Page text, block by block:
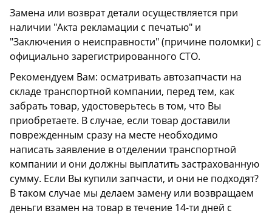
Замена или возврат детали осуществляется при
наличии "Акта рекламации с печатью" и
"Заключения о неисправности" (причине поломки) с
официально зарегистрированного СТО.
Рекомендуем Вам: осматривать автозапчасти на
складе транспортной компании, перед тем, как
забрать товар, удостоверьтесь в том, что Вы
приобретаете. В случае, если товар доставили
поврежденным сразу на месте необходимо
написать заявление в отделении транспортной
компании и они должны выплатить застрахованную
сумму. Если Вы купили запчасти, и они не подходят?
В таком случае мы делаем замену или возвращаем
деньги взамен на товар в течение 14-ти дней с